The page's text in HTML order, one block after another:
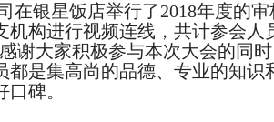
在银星饭店举行了2018年度的
构进行视频连线，共计参会人
谢大家积极参与本次大会的同
是集高尚的品德、专业的知识
碑。